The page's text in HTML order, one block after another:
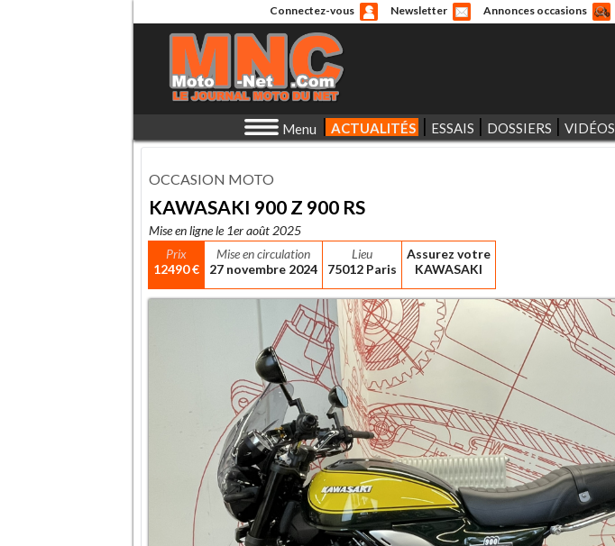
Connectez-vous Newsletter Annonces occasions
Menu ACTUALITÉS ESSAIS DOSSIERS VIDÉOS
OCCASION MOTO
KAWASAKI 900 Z 900 RS
Mise en ligne le 1er août 2025
Prix
12490 €
Mise en circulation
27 novembre 2024
Lieu
75012 Paris
Assurez votre
KAWASAKI